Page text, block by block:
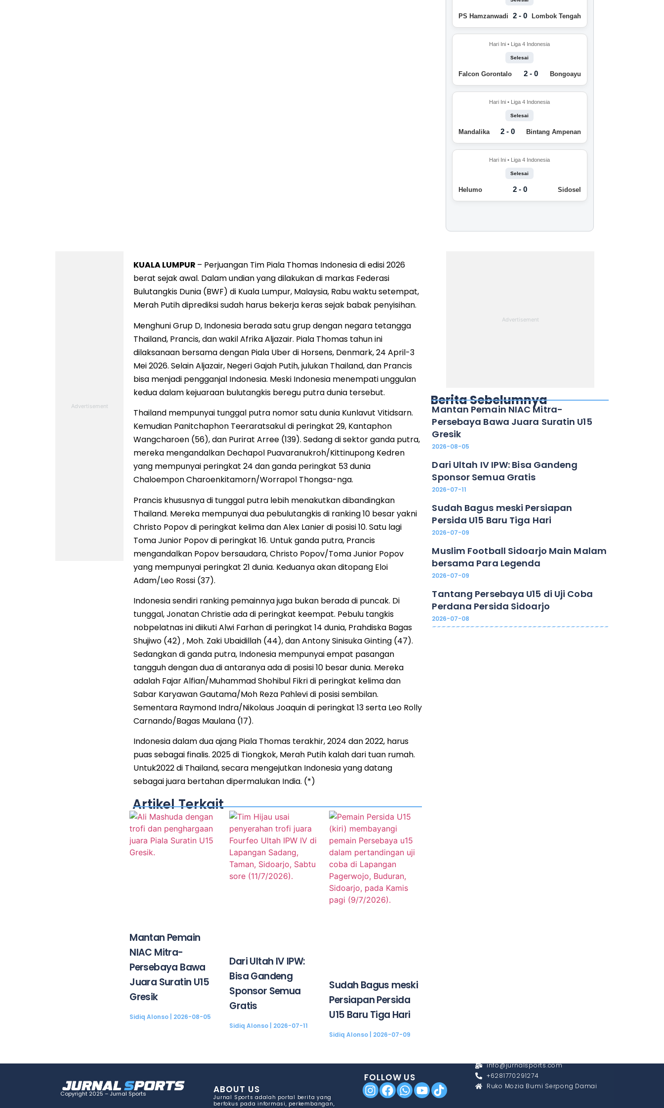
PS Hamzanwadi 2 - 0 Lombok Tengah
Hari Ini • Liga 4 Indonesia
Selesai
Falcon Gorontalo 2 - 0 Bongoayu
Hari Ini • Liga 4 Indonesia
Selesai
Mandalika 2 - 0 Bintang Ampenan
Hari Ini • Liga 4 Indonesia
Selesai
Helumo 2 - 0 Sidosel
KUALA LUMPUR – Perjuangan Tim Piala Thomas Indonesia di edisi 2026
berat sejak awal. Dalam undian yang dilakukan di markas Federasi
Bulutangkis Dunia (BWF) di Kuala Lumpur, Malaysia, Rabu waktu setempat,
Merah Putih diprediksi sudah harus bekerja keras sejak babak penyisihan.
Menghuni Grup D, Indonesia berada satu grup dengan negara tetangga
Thailand, Prancis, dan wakil Afrika Aljazair. Piala Thomas tahun ini
dilaksanaan bersama dengan Piala Uber di Horsens, Denmark, 24 April-3
Mei 2026. Selain Aljazair, Negeri Gajah Putih, julukan Thailand, dan Prancis
bisa menjadi pengganjal Indonesia. Meski Indonesia menempati unggulan
kedua dalam kejuaraan bulutangkis beregu putra dunia tersebut.
Thailand mempunyai tunggal putra nomor satu dunia Kunlavut Vitidsarn.
Kemudian Panitchaphon Teeraratsakul di peringkat 29, Kantaphon
Wangcharoen (56), dan Purirat Arree (139). Sedang di sektor ganda putra,
mereka mengandalkan Dechapol Puavaranukroh/Kittinupong Kedren
yang mempunyai peringkat 24 dan ganda peringkat 53 dunia
Chaloempon Charoenkitamorn/Worrapol Thongsa-nga.
Prancis khususnya di tunggal putra lebih menakutkan dibandingkan
Thailand. Mereka mempunyai dua pebulutangkis di ranking 10 besar yakni
Christo Popov di peringkat kelima dan Alex Lanier di posisi 10. Satu lagi
Toma Junior Popov di peringkat 16. Untuk ganda putra, Prancis
mengandalkan Popov bersaudara, Christo Popov/Toma Junior Popov
yang mempunyai peringkat 21 dunia. Keduanya akan ditopang Eloi
Adam/Leo Rossi (37).
Indonesia sendiri ranking pemainnya juga bukan berada di puncak. Di
tunggal, Jonatan Christie ada di peringkat keempat. Pebulu tangkis
nobpelatnas ini diikuti Alwi Farhan di peringkat 14 dunia, Prahdiska Bagas
Shujiwo (42) , Moh. Zaki Ubaidillah (44), dan Antony Sinisuka Ginting (47).
Sedangkan di ganda putra, Indonesia mempunyai empat pasangan
tangguh dengan dua di antaranya ada di posisi 10 besar dunia. Mereka
adalah Fajar Alfian/Muhammad Shohibul Fikri di peringkat kelima dan
Sabar Karyawan Gautama/Moh Reza Pahlevi di posisi sembilan.
Sementara Raymond Indra/Nikolaus Joaquin di peringkat 13 serta Leo Rolly
Carnando/Bagas Maulana (17).
Indonesia dalam dua ajang Piala Thomas terakhir, 2024 dan 2022, harus
puas sebagai finalis. 2025 di Tiongkok, Merah Putih kalah dari tuan rumah.
Untuk2022 di Thailand, secara mengejutkan Indonesia yang datang
sebagai juara bertahan dipermalukan India. (*)
Artikel Terkait
Mantan Pemain
NIAC Mitra-
Persebaya Bawa
Juara Suratin U15
Gresik
Sidiq Alonso 2026-08-05
Dari Ultah IV IPW:
Bisa Gandeng
Sponsor Semua
Gratis
Sidiq Alonso 2026-07-11
Sudah Bagus meski
Persiapan Persida
U15 Baru Tiga Hari
Sidiq Alonso 2026-07-09
Berita Sebelumnya
Mantan Pemain NIAC Mitra-
Persebaya Bawa Juara Suratin U15
Gresik
2026-08-05
Dari Ultah IV IPW: Bisa Gandeng
Sponsor Semua Gratis
2026-07-11
Sudah Bagus meski Persiapan
Persida U15 Baru Tiga Hari
2026-07-09
Muslim Football Sidoarjo Main Malam
bersama Para Legenda
2026-07-09
Tantang Persebaya U15 di Uji Coba
Perdana Persida Sidoarjo
2026-07-08
Copyright 2025 – Jurnal Sports ABOUT US
Jurnal Sports adalah portal berita yang
berfokus pada informasi, perkembangan,
FOLLOW US
info@jurnalsports.com
+6281770291274
Ruko Mozia Bumi Serpong Damai